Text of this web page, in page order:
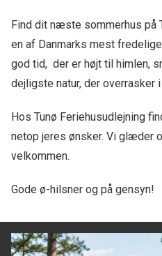
Find dit næste sommerhus på
en af Danmarks mest
god tid, der er højt til himlen,
dejligste natur, der overrasker
Hos Tunø Feriehusudlejning
netop jeres ønsker. Vi glæder
velkommen.
Gode ø-hilsner og på gensyn!